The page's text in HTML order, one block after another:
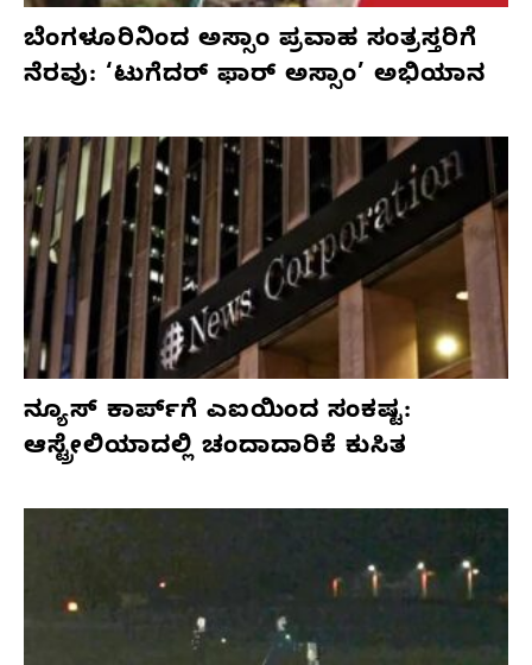
ಬೆಂಗಳೂರಿನಿಂದ ಅಸ್ಸಾಂ ಪ್ರವಾಹ ಸಂತ್ರಸ್ತರಿಗೆ
ನೆರವು: ‘ಟುಗೆದರ್ ಫಾರ್ ಅಸ್ಸಾಂ’ ಅಭಿಯಾನ
ನ್ಯೂಸ್ ಕಾರ್ಪ್‌ಗೆ ಎಐಯಿಂದ ಸಂಕಷ್ಟ:
ಆಸ್ಟ್ರೇಲಿಯಾದಲ್ಲಿ ಚಂದಾದಾರಿಕೆ ಕುಸಿತ